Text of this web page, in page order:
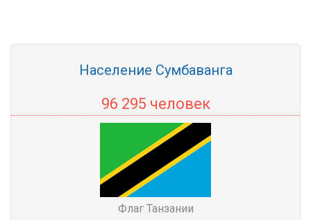
Население Сумбаванга
96 295 человек
Флаг Танзании